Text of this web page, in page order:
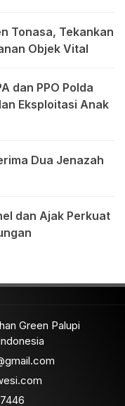
Tonasa, Tekankan
Objek Vital
dan PPO Polda
Eksploitasi Anak
Dua Jenazah
dan Ajak Perkuat
Green Palupi